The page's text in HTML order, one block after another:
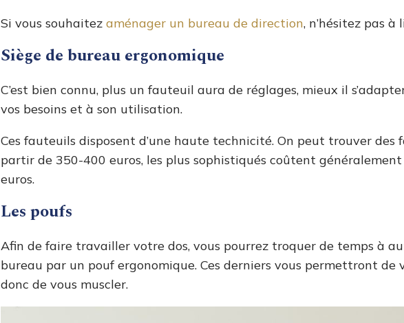
Si vous souhaitez aménager un bureau de direction, n’hésitez pas
Siège de bureau ergonomique
C’est bien connu, plus un fauteuil aura de réglages, mieux il
vos besoins et à son utilisation.
Ces fauteuils disposent d’une haute technicité. On peut trouver des
partir de 350-400 euros, les plus sophistiqués coûtent
euros.
Les poufs
Afin de faire travailler votre dos, vous pourrez troquer de temps à
bureau par un pouf ergonomique. Ces derniers vous permettront de
donc de vous muscler.